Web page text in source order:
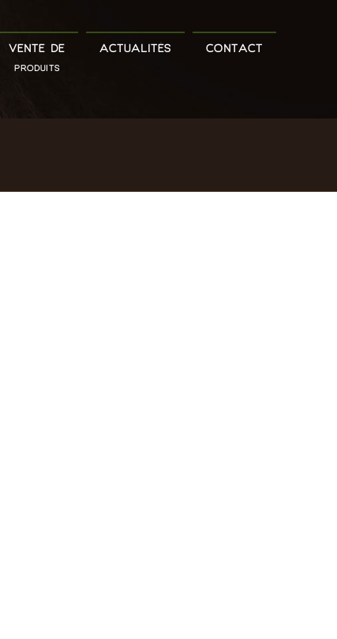
VENTE DE
PRODUITS
ACTUALITÉS CONTACT